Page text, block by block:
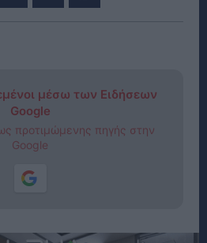
μέσω των Ειδήσεων
Google
προτιμώμενης πηγής στην
Google